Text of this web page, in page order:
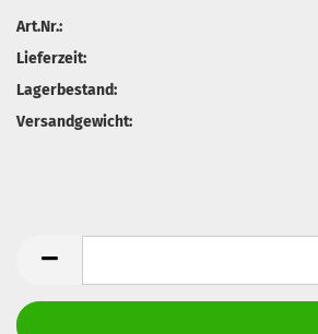
Art.Nr.:
Lieferzeit:
Lagerbestand:
Versandgewicht: